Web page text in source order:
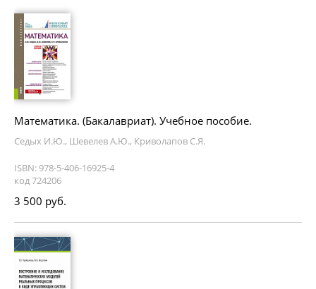
Математика. (Бакалавриат). Учебное пособие.
Седых И.Ю., Шевелев А.Ю., Криволапов С.Я.
ISBN: 978-5-406-16925-4
код 724206
3 500 руб.